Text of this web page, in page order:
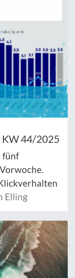
KW 44/2025
fünf
Elling